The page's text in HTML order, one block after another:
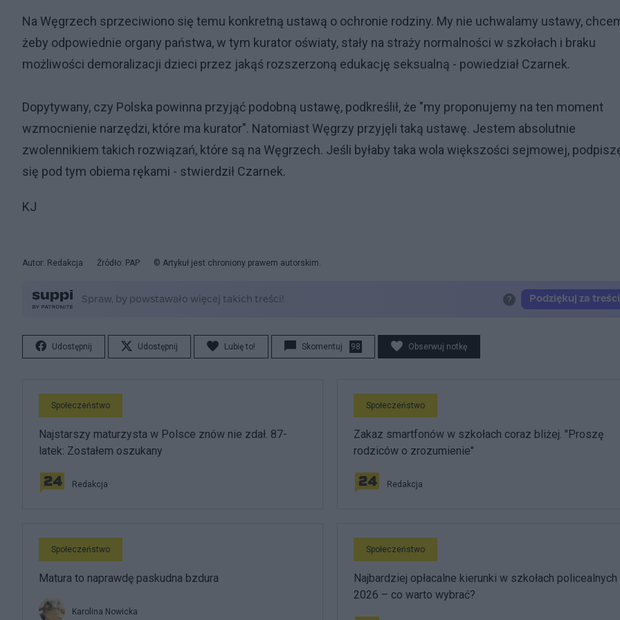
Na Węgrzech sprzeciwiono się temu konkretną ustawą o ochronie rodziny. My nie uchwalamy ustawy,
żeby odpowiednie organy państwa, w tym kurator oświaty, stały na straży normalności w szkołach i braku
możliwości demoralizacji dzieci przez jakąś rozszerzoną edukację seksualną - powiedział Czarnek.
Dopytywany, czy Polska powinna przyjąć podobną ustawę, podkreślił, że "my proponujemy na ten moment
wzmocnienie narzędzi, które ma kurator". Natomiast Węgrzy przyjęli taką ustawę. Jestem absolutnie
zwolennikiem takich rozwiązań, które są na Węgrzech. Jeśli byłaby taka wola większości sejmowej,
się pod tym obiema rękami - stwierdził Czarnek.
KJ
Autor: Redakcja Źródło: PAP © Artykuł jest chroniony prawem autorskim.
Udostępnij Udostępnij Lubię to! Skomentuj 98 Obserwuj notkę
Społeczeństwo
Najstarszy maturzysta w Polsce znów nie zdał. 87-
latek: Zostałem oszukany
Redakcja
Społeczeństwo
Zakaz smartfonów w szkołach coraz bliżej. "Proszę
rodziców o zrozumienie"
Redakcja
Społeczeństwo
Matura to naprawdę paskudna bzdura
Karolina Nowicka
Społeczeństwo
Najbardziej opłacalne kierunki w szkołach policealnych
2026 – co warto wybrać?